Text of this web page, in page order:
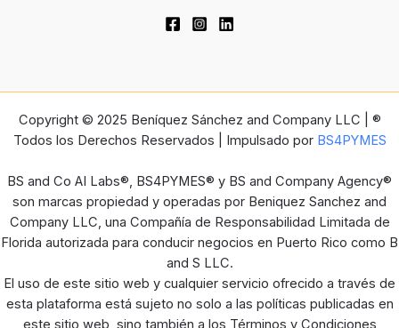
Copyright © 2025 Beníquez Sánchez and Company LLC | ®
Todos los Derechos Reservados | Impulsado por BS4PYMES
BS and Co AI Labs®, BS4PYMES® y BS and Company Agency®
son marcas propiedad y operadas por Beniquez Sanchez and
Company LLC, una Compañía de Responsabilidad Limitada de
Florida autorizada para conducir negocios en Puerto Rico como B
and S LLC.
El uso de este sitio web y cualquier servicio ofrecido a través de
esta plataforma está sujeto no solo a las políticas publicadas en
este sitio web, sino también a los Términos y Condiciones